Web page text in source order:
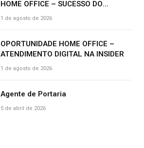
HOME OFFICE – SUCESSO DO
CLIENTE | R$ 2.500
1 de agosto de 2026
OPORTUNIDADE HOME OFFICE –
ATENDIMENTO DIGITAL NA INSIDER
1 de agosto de 2026
Agente de Portaria
5 de abril de 2026